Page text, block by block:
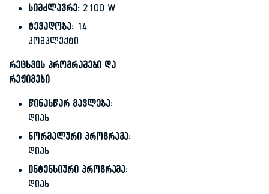
სიმძლავრე:2100 W
ტევადობა:14
კომპლექტი
რეცხვის პროგრამები და
რეჟიმები
წინასწარ გავლება:
დიახ
ნორმალური პროგრამა:
დიახ
ინტენსიური პროგრამა:
დიახ